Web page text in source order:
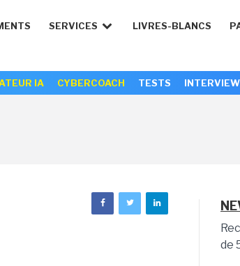
SERVICES LIVRES-BLANCS
IA CYBERCOACH TESTS
de